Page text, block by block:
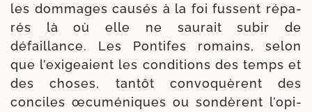
les dom­mages cau­sés à la foi fussent répa­
rés là où elle ne sau­rait subir de
défaillance. Les Pontifes romains, selon
que l’exi­geaient les condi­tions des temps et
des choses, tan­tôt convo­quèrent des
conciles œcu­mé­niques ou son­dèrent l’o­pi­